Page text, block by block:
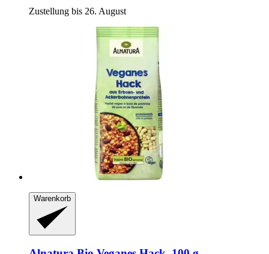
Zustellung bis 26. August
Warenkorb